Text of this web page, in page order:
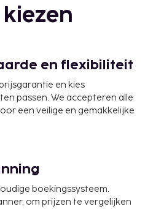
km
kiezen
en flexibiliteit
en kies
passen. We accepteren alle
een veilige en gemakkelijke
boekingssysteem.
om prijzen te vergelijken